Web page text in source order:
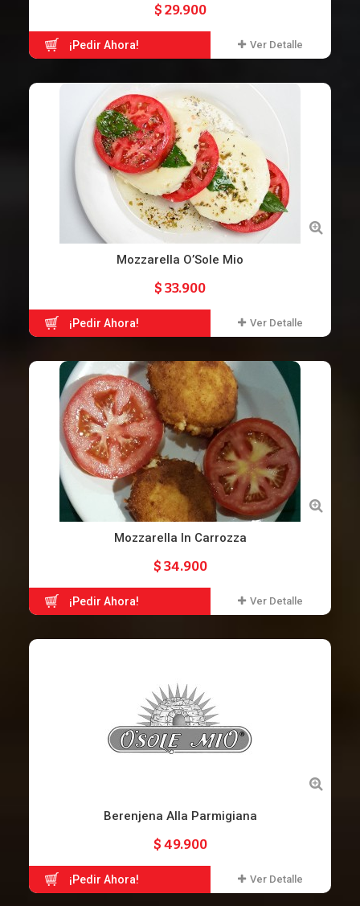
$ 29.900
¡Pedir Ahora! Ver Detalle
Mozzarella O’Sole Mio
$ 33.900
¡Pedir Ahora! Ver Detalle
Mozzarella In Carrozza
$ 34.900
¡Pedir Ahora! Ver Detalle
Berenjena Alla Parmigiana
$ 49.900
¡Pedir Ahora! Ver Detalle